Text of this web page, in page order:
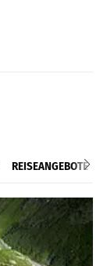
REISEANGEBOTE